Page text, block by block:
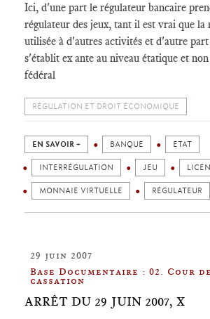
Ici, d'une part le régulateur bancaire
régulateur des jeux, tant il est vrai que la
utilisée à d'autres activités et d'autre
s'établit ex ante au niveau étatique et
fédéral
RÉGULATION ET DROIT ÉCONOMIQUE
EN SAVOIR + BANQUE ETAT
INTERRÉGULATION JEU
MONNAIE VIRTUELLE RÉGULATEUR
29 juin 2007
Base Documentaire : 02. Cour de
cassation
ARRÊT DU 29 JUIN 2007, X